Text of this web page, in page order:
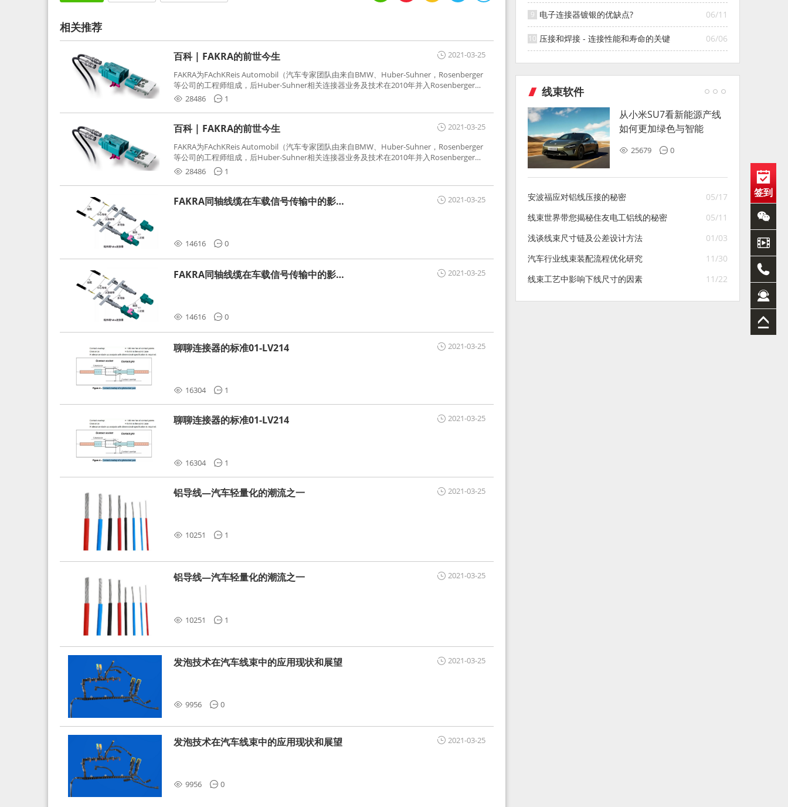
相关推荐
2021-03-25
百科 | FAKRA的前世今生
FAKRA为FAchKReis Automobil（汽车专家团队由来自BMW、Huber-Suhner，Rosenberger
等公司的工程师组成，后Huber-Suhner相关连接器业务及技术在2010年并入Rosenberger）
缩写。起初为BMW需求用于车载收音机天线连接，如今FAKRA已成为汽车行业通用标准的射
频连接器，被业内广泛应用。
28486 1
2021-03-25
百科 | FAKRA的前世今生
FAKRA为FAchKReis Automobil（汽车专家团队由来自BMW、Huber-Suhner，Rosenberger
等公司的工程师组成，后Huber-Suhner相关连接器业务及技术在2010年并入Rosenberger）
缩写。起初为BMW需求用于车载收音机天线连接，如今FAKRA已成为汽车行业通用标准的射
频连接器，被业内广泛应用。
28486 1
2021-03-25
FAKRA同轴线缆在车载信号传输中的影响
14616 0
2021-03-25
FAKRA同轴线缆在车载信号传输中的影响
14616 0
2021-03-25
聊聊连接器的标准01-LV214
16304 1
2021-03-25
聊聊连接器的标准01-LV214
16304 1
2021-03-25
铝导线—汽车轻量化的潮流之一
10251 1
2021-03-25
铝导线—汽车轻量化的潮流之一
10251 1
2021-03-25
发泡技术在汽车线束中的应用现状和展望
9956 0
2021-03-25
发泡技术在汽车线束中的应用现状和展望
9956 0
06/11
电子连接器镀银的优缺点?
06/06
压接和焊接 - 连接性能和寿命的关键
线束软件
从小米SU7看新能源产线
如何更加绿色与智能
25679 0
05/17
安波福应对铝线压接的秘密
05/11
线束世界带您揭秘住友电工铝线的秘密
01/03
浅谈线束尺寸链及公差设计方法
11/30
汽车行业线束装配流程优化研究
11/22
线束工艺中影响下线尺寸的因素
签到